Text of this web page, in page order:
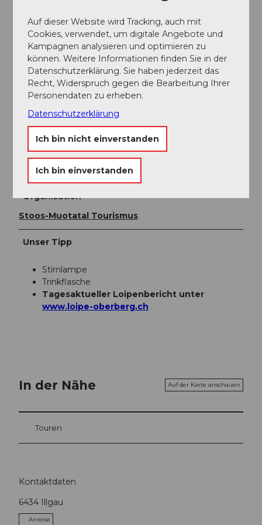
Alternativ mit dem Zug nach Schwyz, Bahnhof dann
weiter mit dem Bus Richtung Muotathal (Linie 501) bis
Haltestelle Ried Seilbahnen Illgau-Ried-Illgau und
Illgau-St. Karl/Vorderoberberg, 10 min Fussmarsch
über den Winterwanderweg.
Weitere Infos / Links
Zur Loipenorganistaion
Autor:in
Stoos-Muotatal Tourismus
Organisation
Stoos-Muotatal Tourismus
Unser Tipp
Stirnlampe
Trinkflasche
Tagesaktueller Loipenbericht unter
www.loipe-oberberg.ch
In der Nähe Auf der Karte anschauen
Touren
Kontaktdaten
6434 Illgau
Anreise
Auf dieser Website wird Tracking, auch mit
Cookies, verwendet, um digitale Angebote und
Kampagnen analysieren und optimieren zu
können. Weitere Informationen finden Sie in der
Datenschutzerklärung. Sie haben jederzeit das
Recht, Widerspruch gegen die Bearbeitung Ihrer
Personendaten zu erheben.
Datenschutzerklärung
Ich bin nicht einverstanden
Ich bin einverstanden